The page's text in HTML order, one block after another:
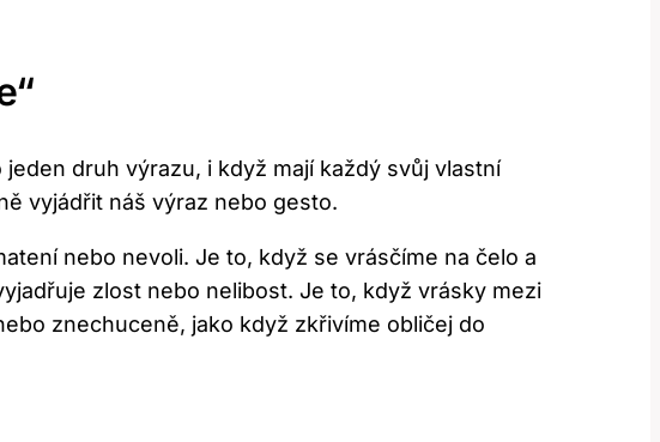
druh výrazu, i když mají každý svůj vlastní
vyjádřit náš výraz nebo gesto.
nebo nevoli. Je to, když se vrásčíme na čelo a
zlost nebo nelibost. Je to, když vrásky mezi
znechuceně, jako když zkřivíme obličej do